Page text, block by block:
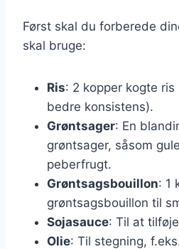
Først skal du forberede
skal bruge:
Ris: 2 kopper kogte
bedre konsistens).
Grøntsager: En
grøntsager, såsom
peberfrugt.
Grøntsagsbouillon: 1
grøntsagsbouillon til
Sojasauce: Til at
Olie: Til stegning,